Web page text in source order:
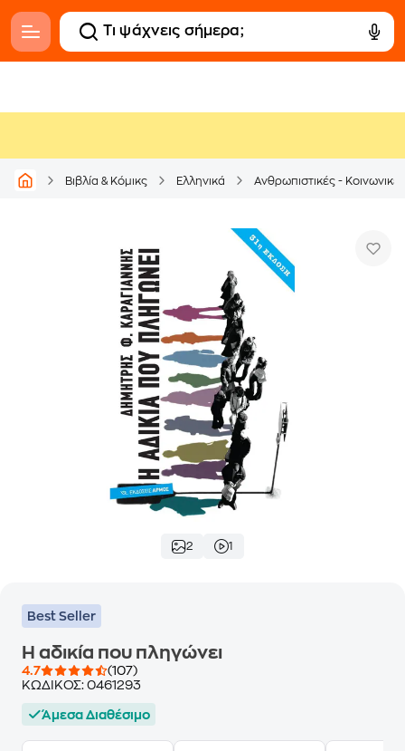
Βιβλία & Κόμικς Ελληνικά Ανθρωπιστικές -
2 1
Best Seller
Η αδικία που πληγώνει
4.7
(107)
ΚΩΔΙΚΟΣ: 0461293
Άμεσα Διαθέσιμο